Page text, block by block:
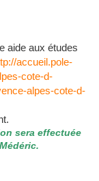
aide aux études
accueil.pole-
cote-d-
alpes-cote-d-
sera effectuée
Médéric.